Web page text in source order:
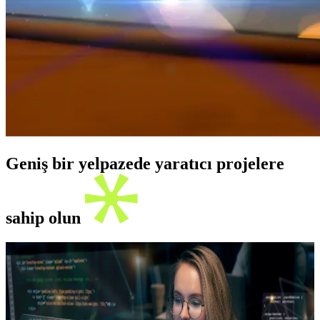
Geniş bir yelpazede yaratıcı projelere
sahip olun